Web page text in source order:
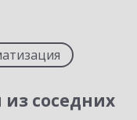
соседних